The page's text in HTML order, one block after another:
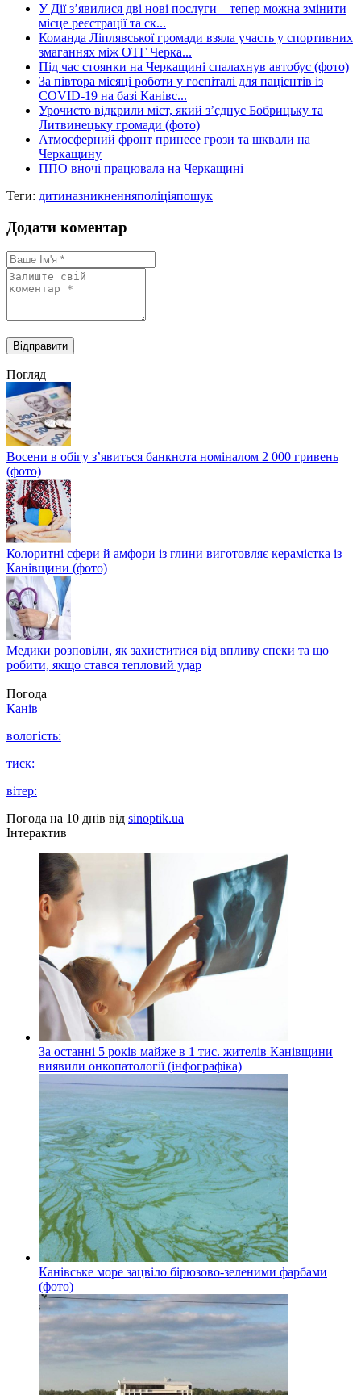
У Дії з’явилися дві нові послуги – тепер можна змінити
місце реєстрації та ск...
Команда Ліплявської громади взяла участь у спортивних
змаганнях між ОТГ Черка...
Під час стоянки на Черкащині спалахнув автобус (фото)
За півтора місяці роботи у госпіталі для пацієнтів із
COVID-19 на базі Канівс...
Урочисто відкрили міст, який з’єднує Бобрицьку та
Литвинецьку громади (фото)
Атмосферний фронт принесе грози та шквали на
Черкащину
ППО вночі працювала на Черкащині
Теги: дитиназникненняполіціяпошук
Додати коментар
Погляд
Восени в обігу з’явиться банкнота номіналом 2 000 гривень
(фото)
Колоритні сфери й амфори із глини виготовляє керамістка із
Канівщини (фото)
Медики розповіли, як захиститися від впливу спеки та що
робити, якщо стався тепловий удар
Погода
Канів
вологість:
тиск:
вітер:
Погода на 10 днів від sinoptik.ua
Інтерактив
За останні 5 років майже в 1 тис. жителів Канівщини
виявили онкопатології (інфографіка)
Канівське море зацвіло бірюзово-зеленими фарбами
(фото)